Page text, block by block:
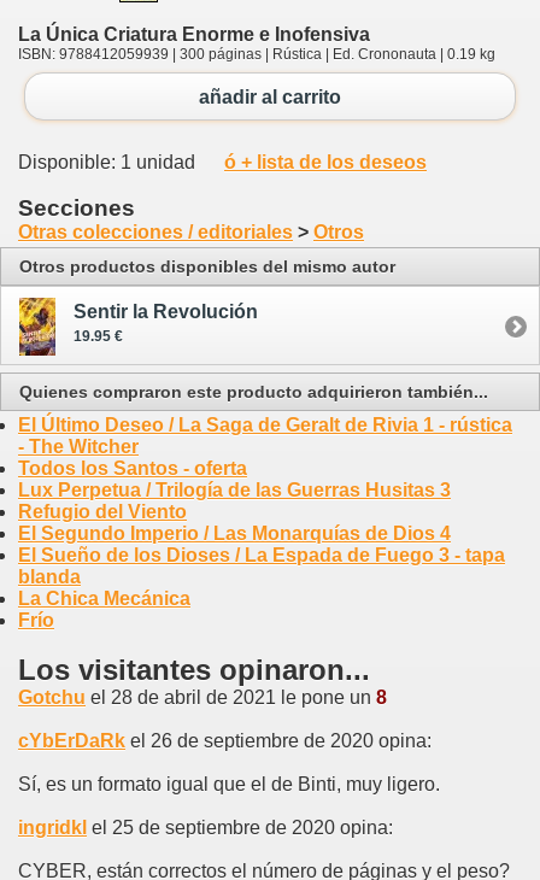
La Única Criatura Enorme e Inofensiva
ISBN: 9788412059939 | 300 páginas | Rústica | Ed. Crononauta | 0.19 kg
añadir al carrito
Disponible: 1 unidad ó + lista de los deseos
Secciones
Otras colecciones / editoriales > Otros
Otros productos disponibles del mismo autor
Sentir la Revolución
19.95 €
Quienes compraron este producto adquirieron también...
El Último Deseo / La Saga de Geralt de Rivia 1 - rústica
- The Witcher
Todos los Santos - oferta
Lux Perpetua / Trilogía de las Guerras Husitas 3
Refugio del Viento
El Segundo Imperio / Las Monarquías de Dios 4
El Sueño de los Dioses / La Espada de Fuego 3 - tapa
blanda
La Chica Mecánica
Frío
Los visitantes opinaron...
Gotchu el 28 de abril de 2021 le pone un 8
cYbErDaRk el 26 de septiembre de 2020 opina:
Sí, es un formato igual que el de Binti, muy ligero.
ingridkl el 25 de septiembre de 2020 opina:
CYBER, están correctos el número de páginas y el peso?